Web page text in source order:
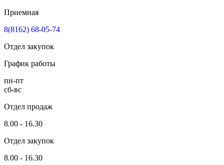
Приемная
8(8162) 68-05-74
Отдел закупок
График работы
пн-пт
сб-вс
Отдел продаж
8.00 - 16.30
Отдел закупок
8.00 - 16.30